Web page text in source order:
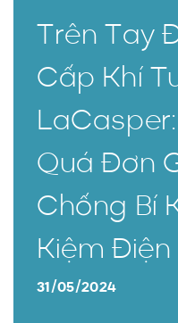
Trên Tay
Cấp Khí
Quá Đơn
Chống Bí
Kiệm Điện
31/05/2024